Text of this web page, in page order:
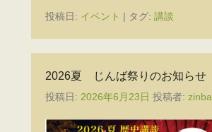
投稿日: イベント | タグ: 講談
2026夏 じんば祭りのお知らせ
投稿日: 2026年6月23日 投稿者: zinba